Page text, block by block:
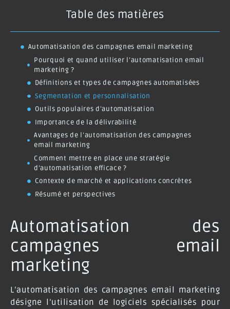
Table des matières
Automatisation des campagnes email marketing
Pourquoi et quand utiliser l’automatisation email
marketing ?
Définitions et types de campagnes automatisées
Segmentation et personnalisation
Outils populaires d’automatisation
Importance de la délivrabilité
Avantages de l’automatisation des campagnes
email marketing
Comment mettre en place une stratégie
d’automatisation efficace ?
Contexte de marché et applications concrètes
Résumé et perspectives
Automatisation des
campagnes email
marketing
L’automatisation des campagnes email marketing
désigne l’utilisation de logiciels spécialisés pour